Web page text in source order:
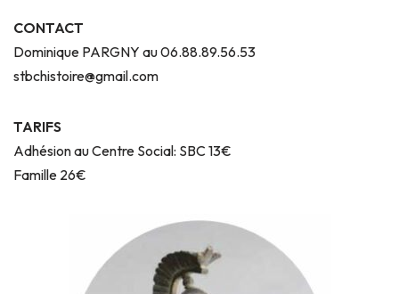
CONTACT
Dominique PARGNY au 06.88.89.56.53
stbchistoire@gmail.com
TARIFS
Adhésion au Centre Social: SBC 13€
Famille 26€